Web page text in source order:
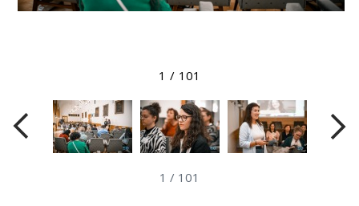
1 / 101
1 / 101